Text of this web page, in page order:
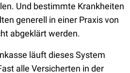
Und bestimmte Krankheiten
generell in einer Praxis von
abgeklärt werden.
läuft dieses System
alle Versicherten in der